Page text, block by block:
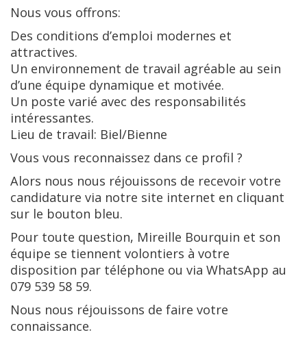
Nous vous offrons:
Des conditions d’emploi modernes et
attractives.
Un environnement de travail agréable au sein
d’une équipe dynamique et motivée.
Un poste varié avec des responsabilités
intéressantes.
Lieu de travail: Biel/Bienne
Vous vous reconnaissez dans ce profil ?
Alors nous nous réjouissons de recevoir votre
candidature via notre site internet en cliquant
sur le bouton bleu.
Pour toute question, Mireille Bourquin et son
équipe se tiennent volontiers à votre
disposition par téléphone ou via WhatsApp au
079 539 58 59.
Nous nous réjouissons de faire votre
connaissance.